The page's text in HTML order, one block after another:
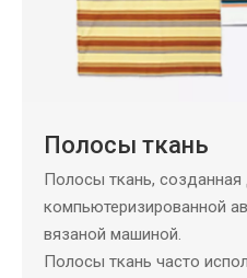
Полосы ткань
Полосы ткань, созданная
компьютеризированной
вязаной машиной.
Полосы ткань часто